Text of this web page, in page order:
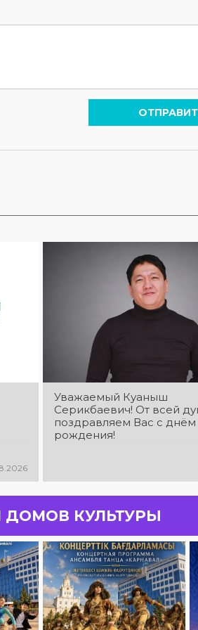
Уважаемый Куаныш
Серикбаевич! От всей
поздравляем Вас с днём
рождения!
ДОМОВ КУЛЬТУРЫ